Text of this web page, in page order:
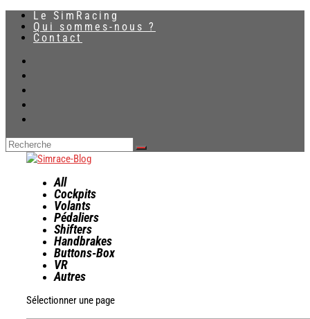
Le SimRacing
Qui sommes-nous ?
Contact
All
Cockpits
Volants
Pédaliers
Shifters
Handbrakes
Buttons-Box
VR
Autres
Sélectionner une page